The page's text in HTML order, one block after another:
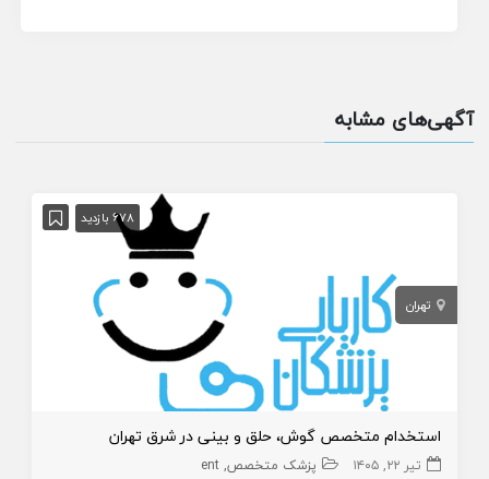
آگهی‌های مشابه
678 بازدید
تهران
استخدام متخصص گوش، حلق و بینی در شرق تهران
تیر ۲۲, ۱۴۰۵ پزشک متخصص ent